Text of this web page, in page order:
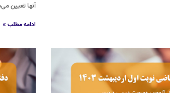
آنها تعیین
ادامه مطلب »